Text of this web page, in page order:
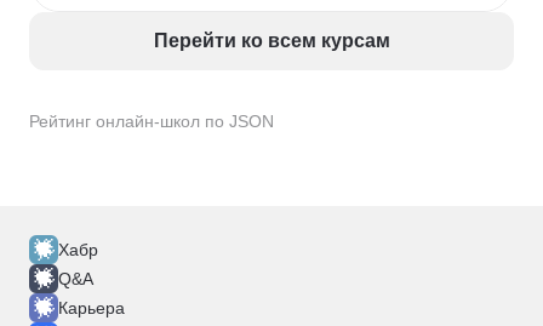
Рейтинг онлайн-школ по JSON
Перейти ко всем курсам
Хабр
Q&A
Карьера